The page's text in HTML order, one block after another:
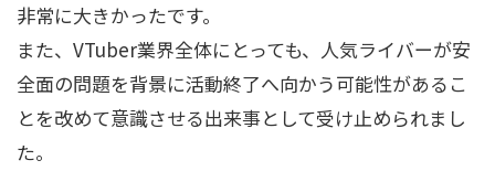
非常に大きかったです。
また、VTuber業界全体にとっても、人気ライバーが安
全面の問題を背景に活動終了へ向かう可能性があるこ
とを改めて意識させる出来事として受け止められまし
た。